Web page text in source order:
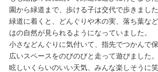
園から緑道まで、歩ける子は交代で歩きました
緑道に着くと、どんぐりや木の実、落ち葉な
はの自然が見られるようになっていました。
小さなどんぐりに気付いて、指先でつかんで
広いスペースをのびのびと走って遊びました。
眩しいくらいのいい天気、みんな楽しそうに笑